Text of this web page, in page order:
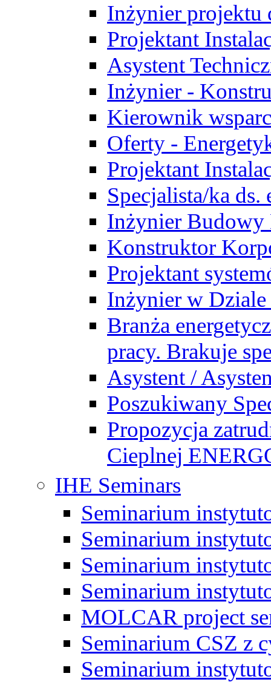
Inżynier projektu
Projektant
Asystent
Inżynier -
Kierownik
Oferty -
Projektant
Specjalista/ka
Inżynier
Konstruktor
Projektant
Inżynier w
Branża
pracy. Brakuje
Asystent /
Poszukiwany
Propozycja
Cieplnej
IHE Seminars
Seminarium
Seminarium
Seminarium
Seminarium
MOLCAR project
Seminarium CSZ z
Seminarium